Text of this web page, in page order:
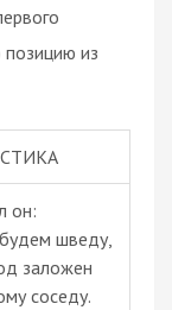
из
он:
шведу,
заложен
соседу.